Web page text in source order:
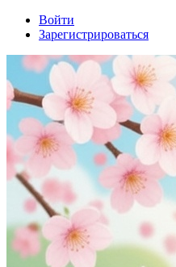
Войти
Зарегистрироваться